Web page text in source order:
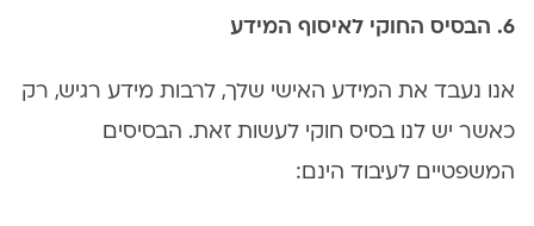
6. הבסיס החוקי לאיסוף המידע
אנו נעבד את המידע האישי שלך, לרבות מידע רגיש, רק
כאשר יש לנו בסיס חוקי לעשות זאת. הבסיסים
המשפטיים לעיבוד הינם: